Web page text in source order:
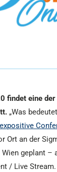
findet eine der
„Was
Ort an der
geplant –
/ Live Stream.